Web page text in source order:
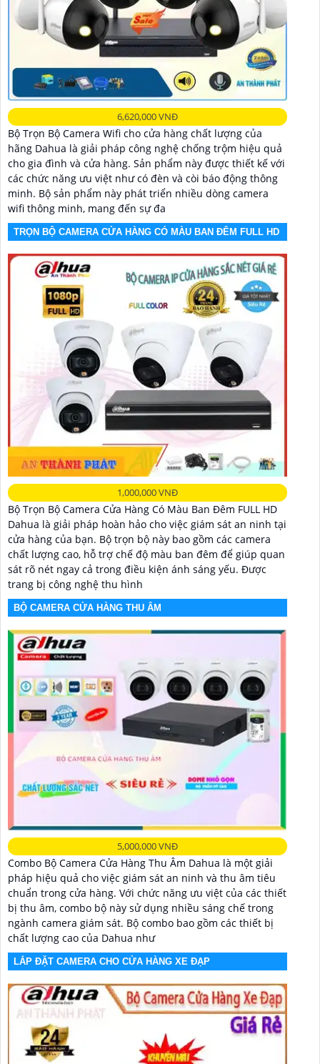
6,620,000 VNĐ
Bộ Trọn Bộ Camera Wifi cho cửa hàng chất lượng của
hãng Dahua là giải pháp công nghệ chống trộm hiệu quả
cho gia đình và cửa hàng. Sản phẩm này được thiết kế với
các chức năng ưu việt như có đèn và còi báo động thông
minh. Bộ sản phẩm này phát triển nhiều dòng camera
wifi thông minh, mang đến sự đa
TRỌN BỘ CAMERA CỬA HÀNG CÓ MÀU BAN ĐÊM FULL HD
1,000,000 VNĐ
Bộ Trọn Bộ Camera Cửa Hàng Có Màu Ban Đêm FULL HD
Dahua là giải pháp hoàn hảo cho việc giám sát an ninh tại
cửa hàng của bạn. Bộ trọn bộ này bao gồm các camera
chất lượng cao, hỗ trợ chế độ màu ban đêm để giúp quan
sát rõ nét ngay cả trong điều kiện ánh sáng yếu. Được
trang bị công nghệ thu hình
BỘ CAMERA CỬA HÀNG THU ÂM
5,000,000 VNĐ
Combo Bộ Camera Cửa Hàng Thu Âm Dahua là một giải
pháp hiệu quả cho việc giám sát an ninh và thu âm tiêu
chuẩn trong cửa hàng. Với chức năng ưu việt của các thiết
bị thu âm, combo bộ này sử dụng nhiều sáng chế trong
ngành camera giám sát. Bộ combo bao gồm các thiết bị
chất lượng cao của Dahua như
LẮP ĐẶT CAMERA CHO CỬA HÀNG XE ĐẠP